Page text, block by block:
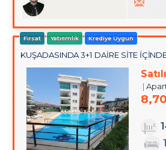
Fırsat Yatırımlık Krediye Uygun
KUŞADASINDA 3+1 DAİRE SİTE
1